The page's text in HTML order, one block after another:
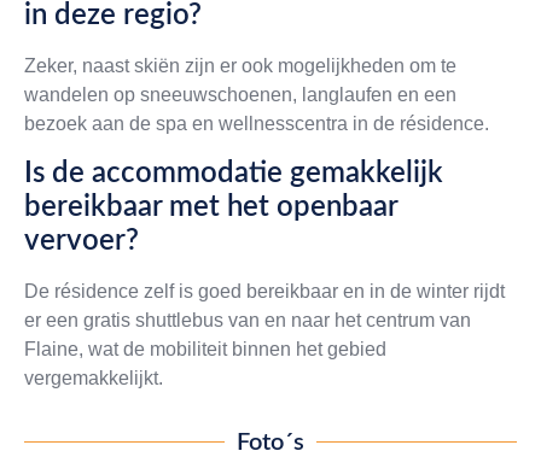
in deze regio?
Zeker, naast skiën zijn er ook mogelijkheden om te
wandelen op sneeuwschoenen, langlaufen en een
bezoek aan de spa en wellnesscentra in de résidence.
Is de accommodatie gemakkelijk
bereikbaar met het openbaar
vervoer?
De résidence zelf is goed bereikbaar en in de winter rijdt
er een gratis shuttlebus van en naar het centrum van
Flaine, wat de mobiliteit binnen het gebied
vergemakkelijkt.
Foto´s